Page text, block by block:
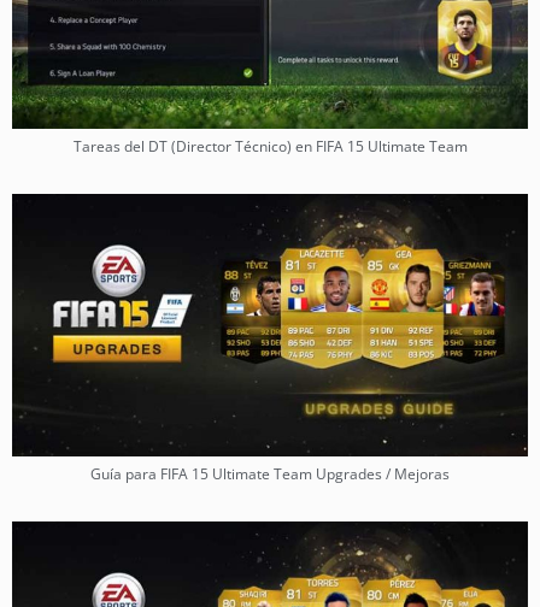
Tareas del DT (Director Técnico) en FIFA 15 Ultimate Team
Guía para FIFA 15 Ultimate Team Upgrades / Mejoras